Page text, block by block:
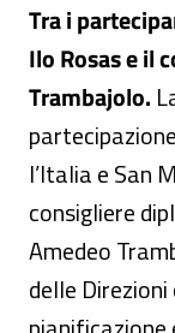
Tra i
Ilo Rosas e il
Trambajolo.
l’Italia e San
consigliere
Amedeo
delle